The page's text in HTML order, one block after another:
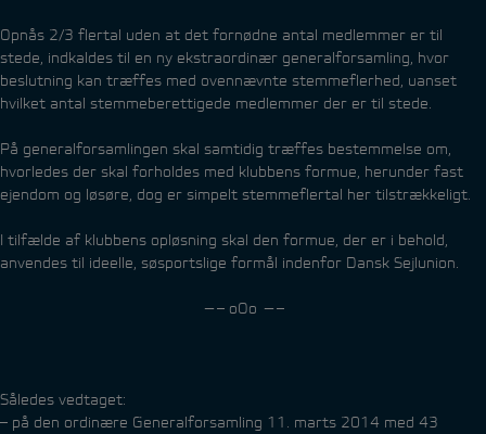
Opnås 2/3 flertal uden at det fornødne antal medlemmer er til
stede, indkaldes til en ny ekstraordinær generalforsamling, hvor
beslutning kan træffes med ovennævnte stemmeflerhed, uanset
hvilket antal stemmeberettigede medlemmer der er til stede.
På generalforsamlingen skal samtidig træffes bestemmelse om,
hvorledes der skal forholdes med klubbens formue, herunder fast
ejendom og løsøre, dog er simpelt stemmeflertal her tilstrækkeligt.
I tilfælde af klubbens opløsning skal den formue, der er i behold,
anvendes til ideelle, søsportslige formål indenfor Dansk Sejlunion.
—– oOo —–
Således vedtaget:
– på den ordinære Generalforsamling 11. marts 2014 med 43